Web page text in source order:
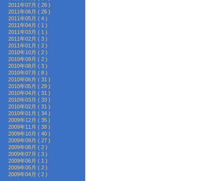
2011年07月 ( 26 )
2011年06月 ( 26 )
2011年05月 ( 4 )
2011年04月 ( 1 )
2011年03月 ( 1 )
2011年02月 ( 3 )
2011年01月 ( 2 )
2010年10月 ( 2 )
2010年09月 ( 2 )
2010年08月 ( 3 )
2010年07月 ( 8 )
2010年06月 ( 31 )
2010年05月 ( 29 )
2010年04月 ( 31 )
2010年03月 ( 33 )
2010年02月 ( 31 )
2010年01月 ( 34 )
2009年12月 ( 35 )
2009年11月 ( 38 )
2009年10月 ( 40 )
2009年09月 ( 27 )
2009年08月 ( 2 )
2009年07月 ( 3 )
2009年06月 ( 1 )
2009年05月 ( 2 )
2009年04月 ( 2 )